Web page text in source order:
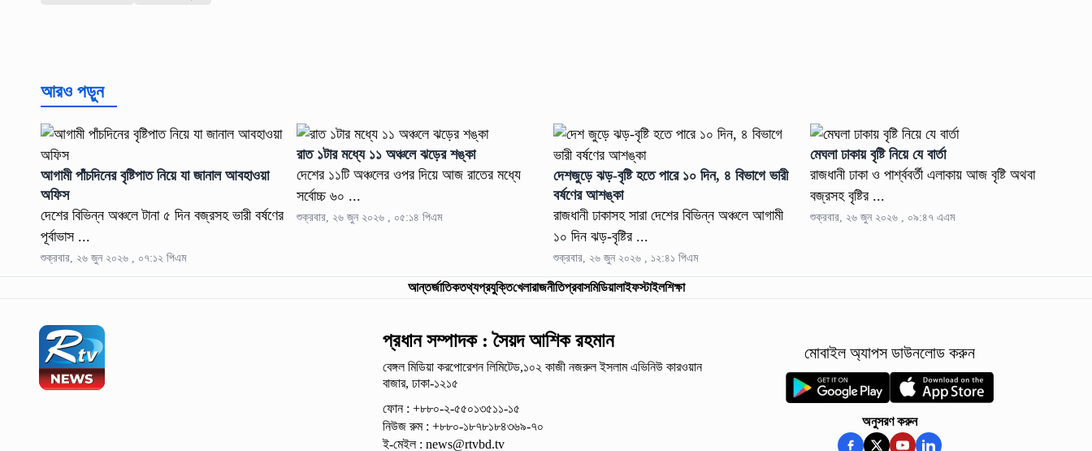
আরও পড়ুন
আগামী পাঁচদিনের বৃষ্টিপাত নিয়ে যা জানাল আবহাওয়া
অফিস
দেশের বিভিন্ন অঞ্চলে টানা ৫ দিন বজ্রসহ ভারী বর্ষণের
পূর্বাভাস ...
শুক্রবার, ২৬ জুন ২০২৬ , ০৭:১২ পিএম
রাত ১টার মধ্যে ১১ অঞ্চলে ঝড়ের শঙ্কা
দেশের ১১টি অঞ্চলের ওপর দিয়ে আজ রাতের মধ্যে
সর্বোচ্চ ৬০ ...
শুক্রবার, ২৬ জুন ২০২৬ , ০৫:১৪ পিএম
দেশজুড়ে ঝড়-বৃষ্টি হতে পারে ১০ দিন, ৪ বিভাগে ভারী
বর্ষণের আশঙ্কা
রাজধানী ঢাকাসহ সারা দেশের বিভিন্ন অঞ্চলে আগামী
১০ দিন ঝড়-বৃষ্টির ...
শুক্রবার, ২৬ জুন ২০২৬ , ১২:৪১ পিএম
মেঘলা ঢাকায় বৃষ্টি নিয়ে যে বার্তা
রাজধানী ঢাকা ও পার্শ্ববর্তী এলাকায় আজ বৃষ্টি অথবা
বজ্রসহ বৃষ্টির ...
শুক্রবার, ২৬ জুন ২০২৬ , ০৯:৪৭ এএম
আন্তর্জাতিকতথ্যপ্রযুক্তিখেলারাজনীতিপ্রবাসমিডিয়ালাইফস্টাইলশিক্ষা
প্রধান সম্পাদক : সৈয়দ আশিক রহমান
বেঙ্গল মিডিয়া করপোরেশন লিমিটেড,১০২ কাজী নজরুল ইসলামএভিনিউ কারওয়ান
বাজার, ঢাকা-১২১৫
ফোন : +৮৮০-২-৫৫০১৩৫১১-১৫
নিউজ রুম : +৮৮০-১৮৭৮১৮৪৩৬৯-৭০
ই-মেইল : news@rtvbd.tv
মোবাইল অ্যাপস ডাউনলোড করুন
অনুসরণ করুন